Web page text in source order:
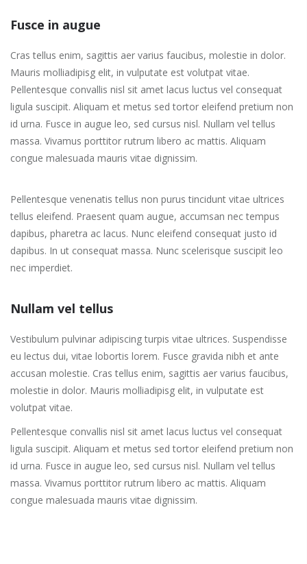
Fusce in augue
Cras tellus enim, sagittis aer varius faucibus, molestie in dolor.
Mauris molliadipisg elit, in vulputate est volutpat vitae.
Pellentesque convallis nisl sit amet lacus luctus vel consequat
ligula suscipit. Aliquam et metus sed tortor eleifend pretium non
id urna. Fusce in augue leo, sed cursus nisl. Nullam vel tellus
massa. Vivamus porttitor rutrum libero ac mattis. Aliquam
congue malesuada mauris vitae dignissim.
Pellentesque venenatis tellus non purus tincidunt vitae ultrices
tellus eleifend. Praesent quam augue, accumsan nec tempus
dapibus, pharetra ac lacus. Nunc eleifend consequat justo id
dapibus. In ut consequat massa. Nunc scelerisque suscipit leo
nec imperdiet.
Nullam vel tellus
Vestibulum pulvinar adipiscing turpis vitae ultrices. Suspendisse
eu lectus dui, vitae lobortis lorem. Fusce gravida nibh et ante
accusan molestie. Cras tellus enim, sagittis aer varius faucibus,
molestie in dolor. Mauris molliadipisg elit, in vulputate est
volutpat vitae.
Pellentesque convallis nisl sit amet lacus luctus vel consequat
ligula suscipit. Aliquam et metus sed tortor eleifend pretium non
id urna. Fusce in augue leo, sed cursus nisl. Nullam vel tellus
massa. Vivamus porttitor rutrum libero ac mattis. Aliquam
congue malesuada mauris vitae dignissim.